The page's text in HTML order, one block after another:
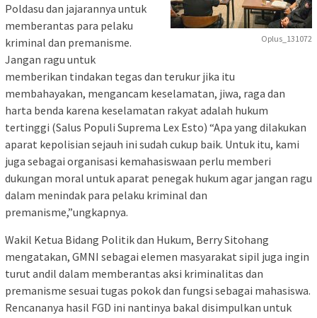
Oplus_131072
Poldasu dan jajarannya untuk
memberantas para pelaku
kriminal dan premanisme.
Jangan ragu untuk
memberikan tindakan tegas dan terukur jika itu
membahayakan, mengancam keselamatan, jiwa, raga dan
harta benda karena keselamatan rakyat adalah hukum
tertinggi (Salus Populi Suprema Lex Esto) “Apa yang dilakukan
aparat kepolisian sejauh ini sudah cukup baik. Untuk itu, kami
juga sebagai organisasi kemahasiswaan perlu memberi
dukungan moral untuk aparat penegak hukum agar jangan ragu
dalam menindak para pelaku kriminal dan
premanisme,”ungkapnya.
Wakil Ketua Bidang Politik dan Hukum, Berry Sitohang
mengatakan, GMNI sebagai elemen masyarakat sipil juga ingin
turut andil dalam memberantas aksi kriminalitas dan
premanisme sesuai tugas pokok dan fungsi sebagai mahasiswa.
Rencananya hasil FGD ini nantinya bakal disimpulkan untuk